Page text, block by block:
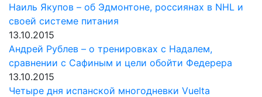
Наиль Якупов – об Эдмонтоне, россиянах в NHL и
своей системе питания
13.10.2015
Андрей Рублев – о тренировках с Надалем,
сравнении с Сафиным и цели обойти Федерера
13.10.2015
Четыре дня испанской многодневки Vuelta